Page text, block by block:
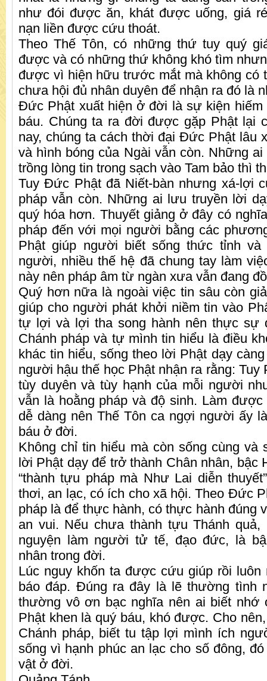
như đói được ăn, khát được uống, giá
nạn liền được cứu thoát.
Theo Thế Tôn, có những thứ tuy quý
được và có những thứ không khó tìm
được vì hiện hữu trước mắt mà không có
chưa hội đủ nhân duyên để nhận ra đó là
Đức Phật xuất hiện ở đời là sự kiện hiếm
báu. Chúng ta ra đời được gặp Phật lại
nay, chúng ta cách thời đại Đức Phật lâu
và hình bóng của Ngài vẫn còn. Những
trồng lòng tin trong sạch vào Tam bảo thì
Tuy Đức Phật đã Niết-bàn nhưng xá-lợi
pháp vẫn còn. Những ai lưu truyền lời
quý hóa hơn. Thuyết giảng ở đây có
pháp đến với mọi người bằng các
Phật giúp người biết sống thức tỉnh và
người, nhiều thế hệ đã chung tay làm
này nên pháp âm từ ngàn xưa vẫn đang
Quý hơn nữa là ngoài việc tin sâu còn
giúp cho người phát khởi niềm tin vào
tự lợi và lợi tha song hành nên thực sự
Chánh pháp và tự mình tin hiểu là điều
khác tin hiểu, sống theo lời Phật dạy
người hậu thế học Phật nhận ra rằng: Tuy
tùy duyên và tùy hạnh của mỗi người
vẫn là hoằng pháp và độ sinh. Làm
dễ dàng nên Thế Tôn ca ngợi người ấy
báu ở đời.
Không chỉ tin hiểu mà còn sống cùng và
lời Phật dạy để trở thành Chân nhân, bậc
“thành tựu pháp mà Như Lai diễn
thơi, an lạc, có ích cho xã hội. Theo Đức
pháp là để thực hành, có thực hành đúng
an vui. Nếu chưa thành tựu Thánh
nguyện làm người tử tế, đạo đức, là
nhân trong đời.
Lúc nguy khốn ta được cứu giúp rồi
báo đáp. Đúng ra đây là lẽ thường tình
thường vô ơn bạc nghĩa nên ai biết
Phật khen là quý báu, khó được. Cho
Chánh pháp, biết tu tập lợi mình ích
sống vì hạnh phúc an lạc cho số đông,
vật ở đời.